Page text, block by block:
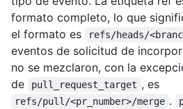
formato completo, lo que
el formato es
refs/heads/
eventos de solicitud de
no se mezclaron, con la
de
pull_request_target , es
refs/pull/<pr_number>/merge .